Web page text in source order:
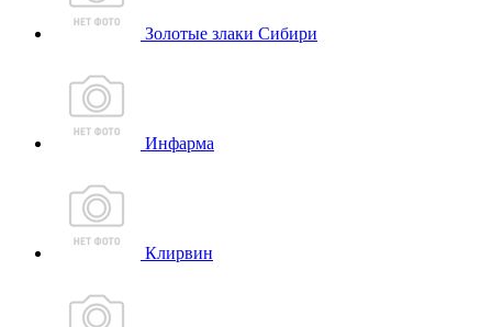
Золотые злаки Сибири
Инфарма
Клирвин